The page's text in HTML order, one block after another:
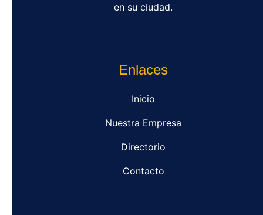
en su ciudad.
Enlaces
Inicio
Nuestra Empresa
Directorio
Contacto